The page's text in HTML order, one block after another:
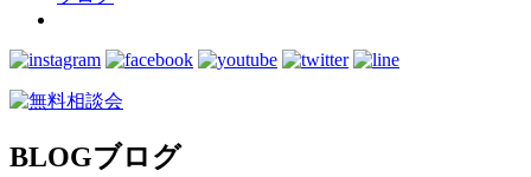
BLOGブログ